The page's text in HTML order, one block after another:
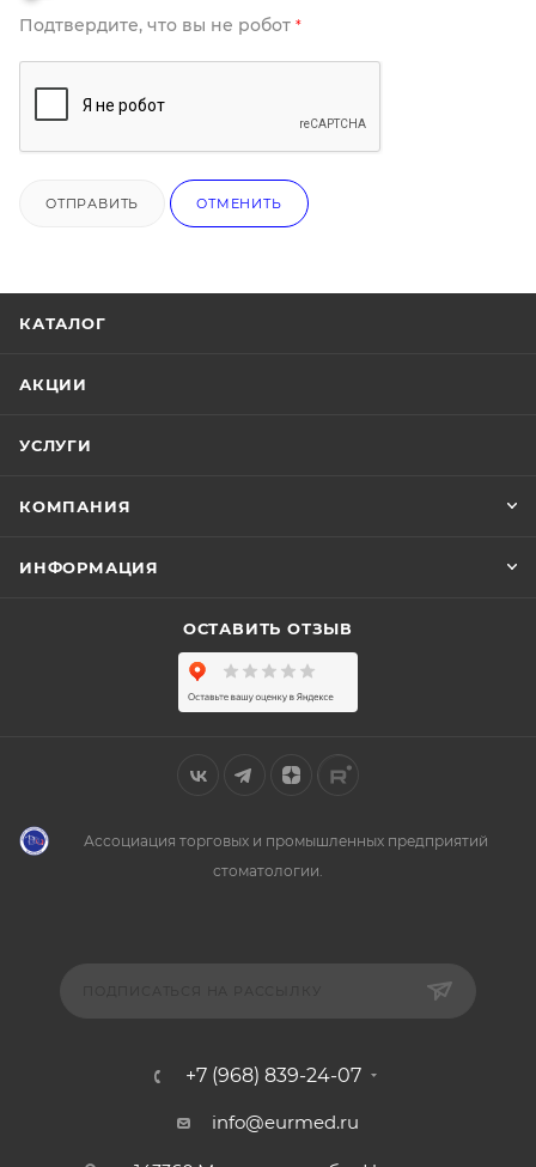
Подтвердите, что вы не робот *
ОТПРАВИТЬ ОТМЕНИТЬ
КАТАЛОГ
АКЦИИ
УСЛУГИ
КОМПАНИЯ
ИНФОРМАЦИЯ
ОСТАВИТЬ ОТЗЫВ
Ассоциация торговых и промышленных предприятий
стоматологии.
+7 (968) 839-24-07
info@eurmed.ru